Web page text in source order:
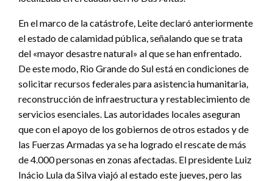
En el marco de la catástrofe, Leite declaró anteriormente
el estado de calamidad pública, señalando que se trata
del «mayor desastre natural» al que se han enfrentado.
De este modo, Rio Grande do Sul está en condiciones de
solicitar recursos federales para asistencia humanitaria,
reconstrucción de infraestructura y restablecimiento de
servicios esenciales. Las autoridades locales aseguran
que con el apoyo de los gobiernos de otros estados y de
las Fuerzas Armadas ya se ha logrado el rescate de más
de 4.000 personas en zonas afectadas. El presidente Luiz
Inácio Lula da Silva viajó al estado este jueves, pero las